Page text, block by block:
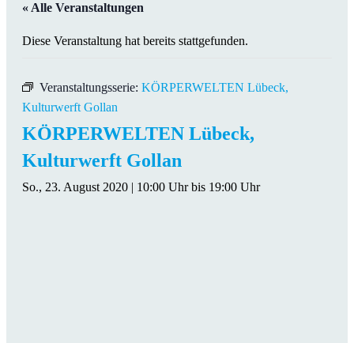
« Alle Veranstaltungen
Diese Veranstaltung hat bereits stattgefunden.
Veranstaltungsserie: KÖRPERWELTEN Lübeck,
Kulturwerft Gollan
KÖRPERWELTEN Lübeck,
Kulturwerft Gollan
So., 23. August 2020 | 10:00 Uhrbis 19:00 Uhr